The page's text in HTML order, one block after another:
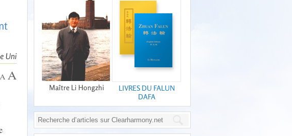
Uni
Maître Li Hongzhi
LIVRES DU FALUN
DAFA